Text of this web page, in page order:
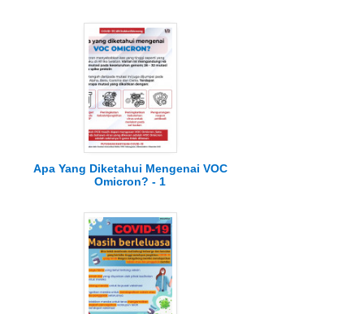
Apa Yang Diketahui Mengenai VOC
Omicron? - 1